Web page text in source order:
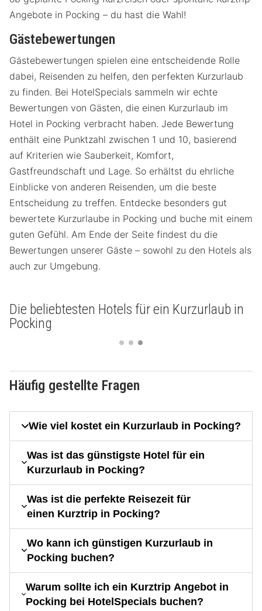
Angebote in Pocking – du hast die Wahl!
Gästebewertungen
Gästebewertungen spielen eine entscheidende Rolle
dabei, Reisenden zu helfen, den perfekten Kurzurlaub
zu finden. Bei HotelSpecials sammeln wir echte
Bewertungen von Gästen, die einen Kurzurlaub im
Hotel in Pocking verbracht haben. Jede Bewertung
enthält eine Punktzahl zwischen 1 und 10, basierend
auf Kriterien wie Sauberkeit, Komfort,
Gastfreundschaft und Lage. So erhältst du ehrliche
Einblicke von anderen Reisenden, um die beste
Entscheidung zu treffen. Entdecke besonders gut
bewertete Kurzurlaube in Pocking und buche mit einem
guten Gefühl. Am Ende der Seite findest du die
Bewertungen unserer Gäste – sowohl zu den Hotels als
auch zur Umgebung.
Die beliebtesten Hotels für ein Kurzurlaub in
Pocking
Häufig gestellte Fragen
Wie viel kostet ein Kurzurlaub in Pocking?
Was ist das günstigste Hotel für ein
Kurzurlaub in Pocking?
Was ist die perfekte Reisezeit für
einen Kurztrip in Pocking?
Wo kann ich günstigen Kurzurlaub in
Pocking buchen?
Warum sollte ich ein Kurztrip Angebot in
Pocking bei HotelSpecials buchen?